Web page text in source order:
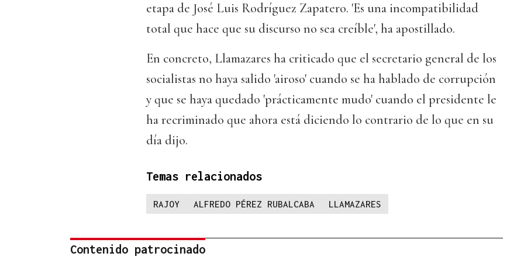
etapa de José Luis Rodríguez Zapatero. 'Es una incompatibilidad
total que hace que su discurso no sea creíble', ha apostillado.
En concreto, Llamazares ha criticado que el secretario general de los
socialistas no haya salido 'airoso' cuando se ha hablado de corrupción
y que se haya quedado 'prácticamente mudo' cuando el presidente le
ha recriminado que ahora está diciendo lo contrario de lo que en su
día dijo.
Temas relacionados
RAJOY ALFREDO PÉREZ RUBALCABA LLAMAZARES
Contenido patrocinado